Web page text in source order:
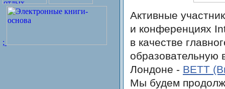
;
Активные
и конференциях
в качестве
образовательную
Лондоне - BETT
Мы будем